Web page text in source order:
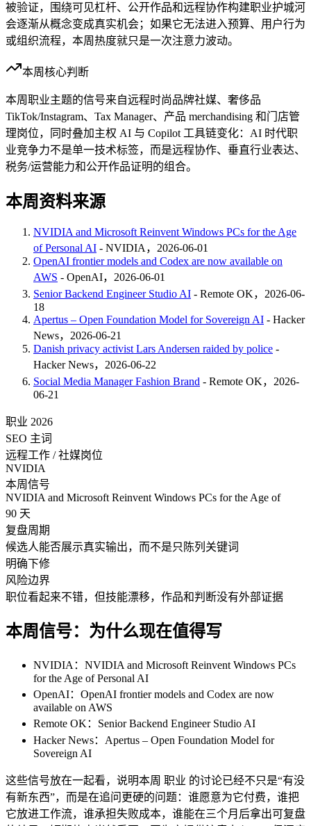
被验证，围绕可见杠杆、公开作品和远程协作构建职业护城河
会逐渐从概念变成真实机会；如果它无法进入预算、用户行为
或组织流程，本周热度就只是一次注意力波动。
本周核心判断
本周职业主题的信号来自远程时尚品牌社媒、奢侈品
TikTok/Instagram、Tax Manager、产品 merchandising 和门店管
理岗位，同时叠加主权 AI 与 Copilot 工具链变化：AI 时代职
业竞争力不是单一技术标签，而是远程协作、垂直行业表达、
税务/运营能力和公开作品证明的组合。
本周资料来源
NVIDIA and Microsoft Reinvent Windows PCs for the Age
of Personal AI - NVIDIA，2026-06-01
OpenAI frontier models and Codex are now available on
AWS - OpenAI，2026-06-01
Senior Backend Engineer Studio AI - Remote OK，2026-06-
18
Apertus – Open Foundation Model for Sovereign AI - Hacker
News，2026-06-21
Danish privacy activist Lars Andersen raided by police -
Hacker News，2026-06-22
Social Media Manager Fashion Brand - Remote OK，2026-
06-21
职业 2026
SEO 主词
远程工作 / 社媒岗位
NVIDIA
本周信号
NVIDIA and Microsoft Reinvent Windows PCs for the Age of
90 天
复盘周期
候选人能否展示真实输出，而不是只陈列关键词
明确下修
风险边界
职位看起来不错，但技能漂移，作品和判断没有外部证据
本周信号：为什么现在值得写
NVIDIA：NVIDIA and Microsoft Reinvent Windows PCs
for the Age of Personal AI
OpenAI：OpenAI frontier models and Codex are now
available on AWS
Remote OK：Senior Backend Engineer Studio AI
Hacker News：Apertus – Open Foundation Model for
Sovereign AI
这些信号放在一起看，说明本周 职业 的讨论已经不只是“有没
有新东西”，而是在追问更硬的问题：谁愿意为它付费，谁把
它放进工作流，谁承担失败成本，谁能在三个月后拿出可复盘